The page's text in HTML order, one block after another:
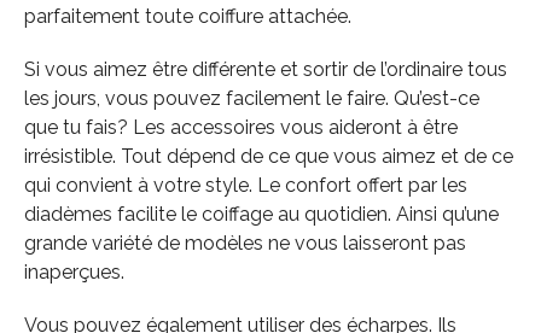
parfaitement toute coiffure attachée.
Si vous aimez être différente et sortir de l’ordinaire tous
les jours, vous pouvez facilement le faire. Qu’est-ce
que tu fais? Les accessoires vous aideront à être
irrésistible. Tout dépend de ce que vous aimez et de ce
qui convient à votre style. Le confort offert par les
diadèmes facilite le coiffage au quotidien. Ainsi qu’une
grande variété de modèles ne vous laisseront pas
inaperçues.
Vous pouvez également utiliser des écharpes. Ils